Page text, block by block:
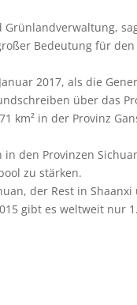
Bedeutung für
2017, als die
über das
km² in der Provinz
den Provinzen
zu stärken.
der Rest in Shaanxi
gibt es weltweit nur